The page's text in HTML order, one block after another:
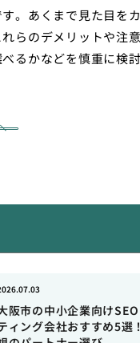
。あくまで見た目を
らのデメリットや注
るかなどを慎重に検
阪市の中小企業向け
ィング会社おすすめ5選